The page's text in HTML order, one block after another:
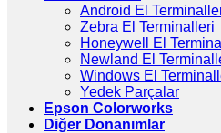
Android El
Zebra El Terminalleri
Honeywell El
Newland El
Windows El
Yedek Parçalar
Epson Colorworks
Diğer Donanımlar